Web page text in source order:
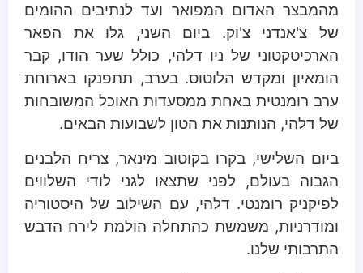
מהמבצר האדום המפואר ועד לנתיבים ההומים
של צ'אנדני צ'וק. ביום השני, גלו את הפאר
הארכיטקטוני של ניו דלהי, כולל שער הודו, קבר
הומאיון ומקדש הלוטוס. בערב, תתפנקו בארוחת
ערב רומנטית באחת ממסעדות האוכל המשובחות
של דלהי, הנותנות את הטון לשבועות הבאים.
ביום השלישי, בקרו בקוטוב מינאר, צריח הלבנים
הגבוה בעולם, לפני שתצאו לגני לודי השלווים
לפיקניק רומנטי. דלהי, עם השילוב של היסטוריה
ומודרניות, משמשת כהתחלה הולמת לירח הדבש
התרבותי שלנו.